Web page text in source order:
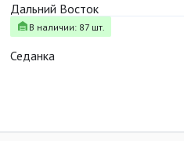
Дальний Восток
В наличии: 87 шт.
Седанка